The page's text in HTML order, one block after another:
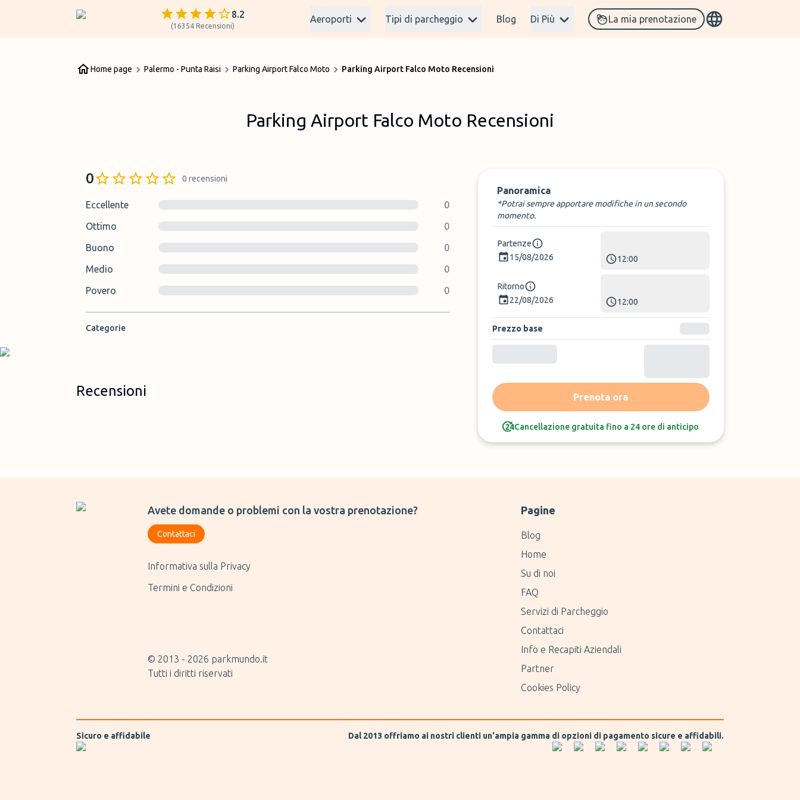
8.2
(16354 Recensioni)
Aeroporti Tipi di parcheggio Blog Di Più La mia prenotazione
Home page Palermo - Punta Raisi Parking Airport Falco Moto Parking Airport Falco Moto Recensioni
Parking Airport Falco Moto Recensioni
0 0 recensioni
Eccellente
0
Ottimo
0
Buono
0
Medio
0
Povero
0
Categorie
Panoramica
*Potrai sempre apportare modifiche in un secondo
momento.
Partenze
15/08/2026
12:00
Ritorno
22/08/2026
12:00
Prezzo base
Prenota ora
Cancellazione gratuita fino a 24 ore di anticipo
Recensioni Ultime recensioni
Avete domande o problemi con la vostra prenotazione?
Contattaci
Informativa sulla Privacy
Termini e Condizioni
© 2013 - 2026 parkmundo.it
Tutti i diritti riservati
Pagine
Blog
Home
Su di noi
FAQ
Servizi di Parcheggio
Contattaci
Info e Recapiti Aziendali
Partner
Cookies Policy
Sicuro e affidabile Dal 2013 offriamo ai nostri clienti un'ampia gamma di opzioni di pagamento sicure e affidabili.